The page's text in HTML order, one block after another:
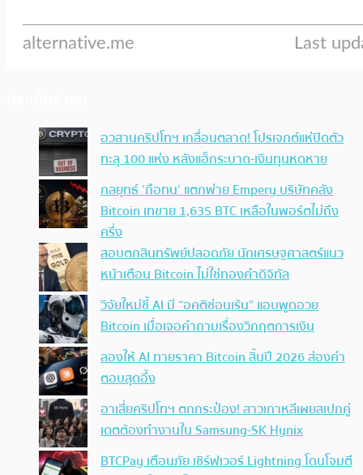
อวสานคริปโทฯ เกลื่อนตลาด! โปรเจกต์แห่ปิดตัว
ทะลุ 100 แห่ง หลังแฮ็กระบาด-เงินทุนหดหาย
กลยุทธ์ ‘ถือทน’ แตกพ่าย Empery บริษัทคลัง
Bitcoin เทขาย 1,635 BTC เหลือในพอร์ตไม่ถึง
ครึ่ง
สอบตกสินทรัพย์ปลอดภัย นักเศรษฐศาสตร์แนว
หน้าเตือน Bitcoin ไม่ใช่ทองคำดิจิทัล
วิจัยใหม่ชี้ AI มี “อคติซ่อนเร้น” แอบพูดอวย
Bitcoin เมื่อเจอคำถามเรื่องวิกฤตการเงิน
ลองให้ AI ทายราคา Bitcoin สิ้นปี 2026 ส่องคำ
ตอบสุดอึ้ง
อาเสี่ยคริปโทฯ ตกกระป๋อง! สาวเกาหลีเผยสเปกคู่
เดตต้องทำงานใน Samsung-SK Hynix
BTCPay เตือนภัย เซิร์ฟเวอร์ Lightning โดนโจมตี